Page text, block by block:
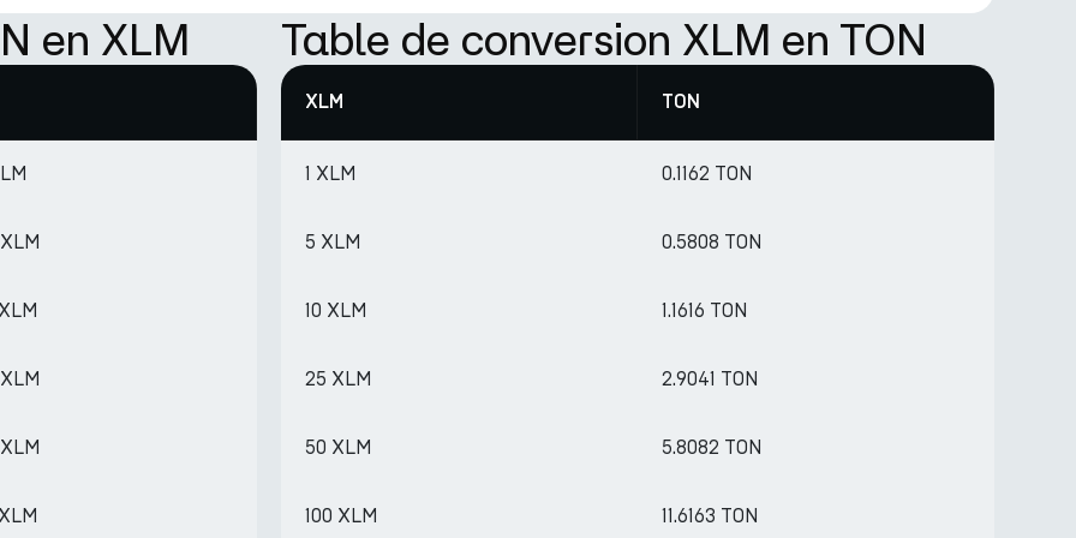
en XLM Table de conversion XLM en TON
XLM TON
1 XLM 0.1162 TON
5 XLM 0.5808 TON
10 XLM 1.1616 TON
25 XLM 2.9041 TON
50 XLM 5.8082 TON
100 XLM 11.6163 TON